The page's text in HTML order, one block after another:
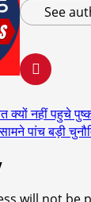
See
क्यों नहीं पहुचे
पांच बड़ी
will not be